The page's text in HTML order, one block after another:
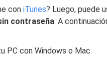
con iTunes? Luego, puede
contraseña. A
PC con Windows o Mac.